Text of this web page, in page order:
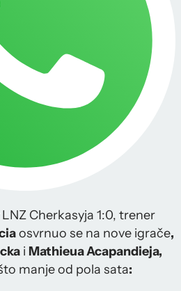
Cherkasyja 1:0, trener
osvrnuo se na nove igrače,
i Mathieua Acapandieja,
manje od pola sata: